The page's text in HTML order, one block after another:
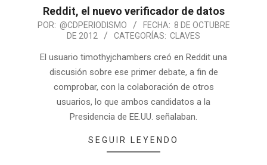
Reddit, el nuevo verificador de datos
POR: @CDPERIODISMO FECHA: 8 DE OCTUBRE
DE 2012
CATEGORÍAS: CLAVES
El usuario timothyjchambers creó en Reddit una
discusión sobre ese primer debate, a fin de
comprobar, con la colaboración de otros
usuarios, lo que ambos candidatos a la
Presidencia de EE.UU. señalaban.
SEGUIR LEYENDO